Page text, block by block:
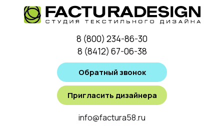
8 (800) 234-86-30
8 (8412) 67-06-38
Обратный звонок
Пригласить дизайнера
info@factura58.ru